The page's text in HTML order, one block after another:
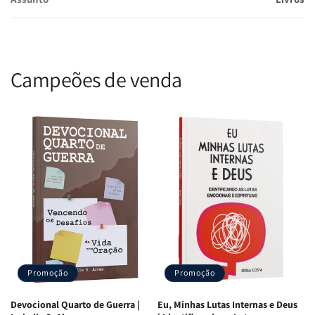
Campeões de venda
Promoção
Devocional Quarto de Guerra |
Promoção
Eu, Minhas Lutas Internas e Deus